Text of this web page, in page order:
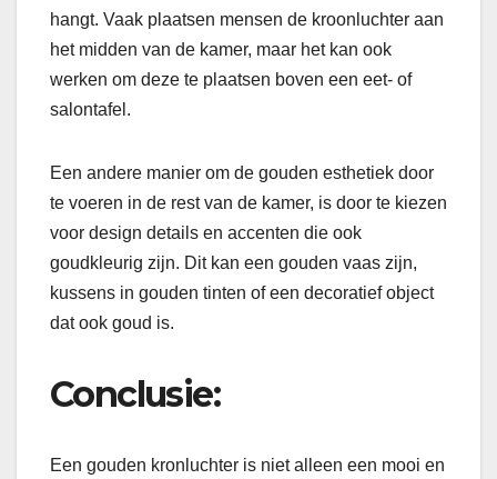
hangt. Vaak plaatsen mensen de kroonluchter aan
het midden van de kamer, maar het kan ook
werken om deze te plaatsen boven een eet- of
salontafel.
Een andere manier om de gouden esthetiek door
te voeren in de rest van de kamer, is door te kiezen
voor design details en accenten die ook
goudkleurig zijn. Dit kan een gouden vaas zijn,
kussens in gouden tinten of een decoratief object
dat ook goud is.
Conclusie:
Een gouden kronluchter is niet alleen een mooi en